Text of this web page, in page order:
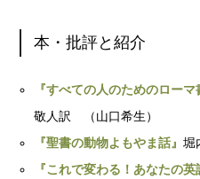
本・批評と紹介
『すべての人のためのローマ
敬人訳 （山口希生）
『聖書の動物よもやま話』堀
『これで変わる！あなたの